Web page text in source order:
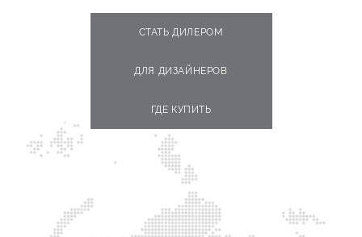
СТАТЬ ДИЛЕРОМ
ДЛЯ ДИЗАЙНЕРОВ
ГДЕ КУПИТЬ